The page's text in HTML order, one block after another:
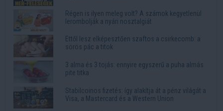
Régen is ilyen meleg volt? A számok kegyetlenül
lerombolják a nyári nosztalgiát
Ettől lesz elképesztően szaftos a csirkecomb: a
sörös pác a titok
3 alma és 3 tojás: ennyire egyszerű a puha almás
pite titka
Stabilcoinos fizetés: így alakítja át a pénz világát a
Visa, a Mastercard és a Western Union